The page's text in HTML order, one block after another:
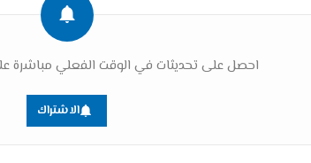
احصل على تحديثات في الوقت الفعلي مباشرة
الاشتراك